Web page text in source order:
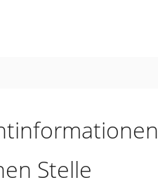
Stelle